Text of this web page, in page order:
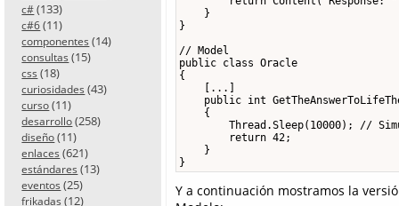
c# (133)
c#6 (11)
componentes (14)
consultas (15)
css (18)
curiosidades (43)
curso (11)
desarrollo (258)
diseño (11)
enlaces (621)
estándares (13)
eventos (25)
frikadas (12)
    }
}
// Model
public class Oracle
{
    [...]
public int
    {
Thread.Sleep(10000); //
        return 42;
    }
}
Y a continuación mostramos la